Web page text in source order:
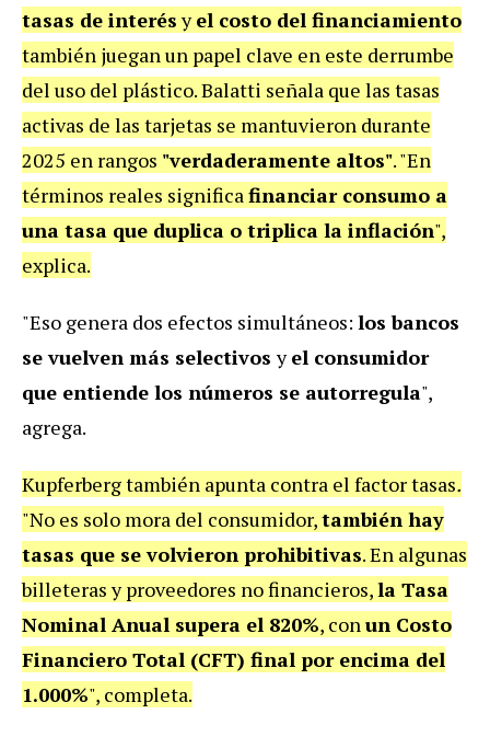
tasas de interésyel costo del financiamiento
también juegan un papel clave en este derrumbe
del uso del plástico. Balatti señala que las tasas
activas de las tarjetas se mantuvieron durante
2025 en rangos "verdaderamente altos". "En
términos reales significafinanciar consumo a
una tasa que duplica o triplica la inflación",
explica.
"Eso genera dos efectos simultáneos: los bancos
se vuelven más selectivosyel consumidor
que entiende los números se autorregula",
agrega.
Kupferberg también apunta contra el factor tasas.
"No es solo mora del consumidor,también hay
tasas que se volvieron prohibitivas. En algunas
billeteras y proveedores no financieros,la Tasa
Nominal Anual supera el 820%, conun Costo
Financiero Total (CFT) final por encima del
1.000%", completa.